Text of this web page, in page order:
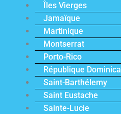
Îles Vierges
Jamaïque
Martinique
Montserrat
Porto-Rico
République
Saint-Barthélemy
Saint Eustache
Sainte-Lucie